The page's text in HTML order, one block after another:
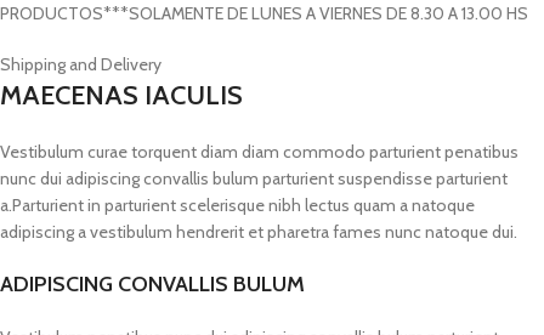
PRODUCTOS***SOLAMENTE DE LUNES A VIERNES DE 8.30 A 13.00 HS
Shipping and Delivery
MAECENAS IACULIS
Vestibulum curae torquent diam diam commodo parturient penatibus
nunc dui adipiscing convallis bulum parturient suspendisse parturient
a.Parturient in parturient scelerisque nibh lectus quam a natoque
adipiscing a vestibulum hendrerit et pharetra fames nunc natoque dui.
ADIPISCING CONVALLIS BULUM